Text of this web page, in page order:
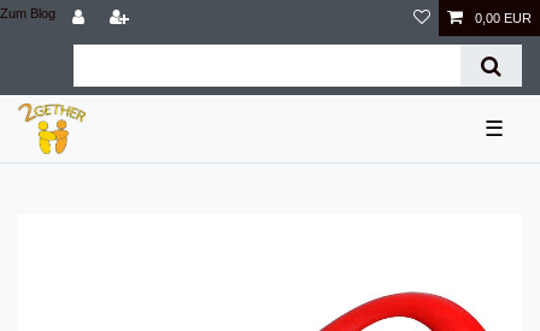
Zum Blog 0,00 EUR
☰